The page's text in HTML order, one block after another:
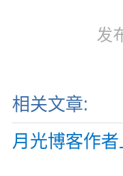
发
相关文章:
月光博客作